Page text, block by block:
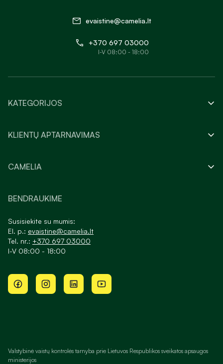
evaistine@camelia.lt
+370 697 03000
I-V 08:00 - 18:00
KATEGORIJOS
KLIENTŲ APTARNAVIMAS
CAMELIA
BENDRAUKIME
Susisiekite su mumis:
El. p.: evaistine@camelia.lt
Tel. nr.: +370 697 03000
I-V 08:00 - 18:00
Valstybinė vaistų kontrolės tarnyba prie Lietuvos Respublikos sveikatos apsaugos
ministerijos